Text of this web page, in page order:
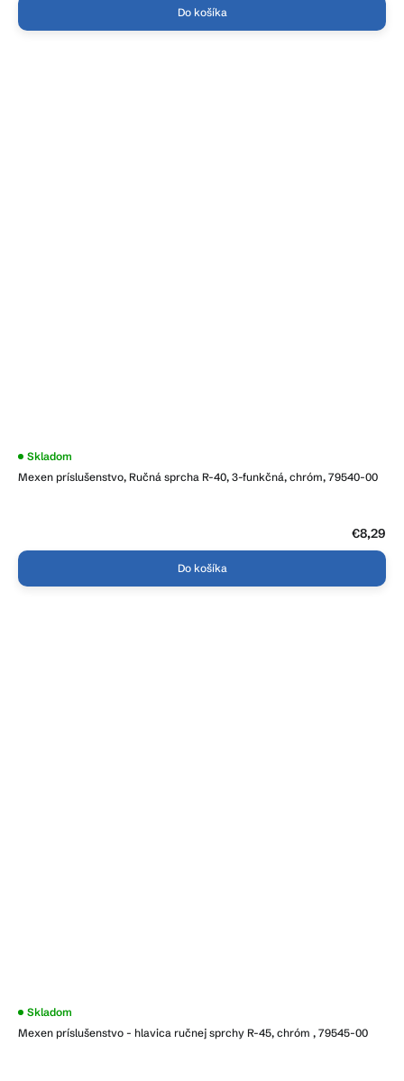
Do košíka
Mexen príslušenstvo, Ručná sprcha R-40, 3-funkčná, chróm, 79540-00
Skladom
€8,29
Do košíka
Mexen príslušenstvo - hlavica ručnej sprchy R-45, chróm , 79545-00
Skladom